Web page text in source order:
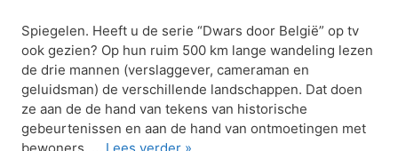
Spiegelen. Heeft u de serie “Dwars door België” op tv
ook gezien? Op hun ruim 500 km lange wandeling lezen
de drie mannen (verslaggever, cameraman en
geluidsman) de verschillende landschappen. Dat doen
ze aan de de hand van tekens van historische
gebeurtenissen en aan de hand van ontmoetingen met